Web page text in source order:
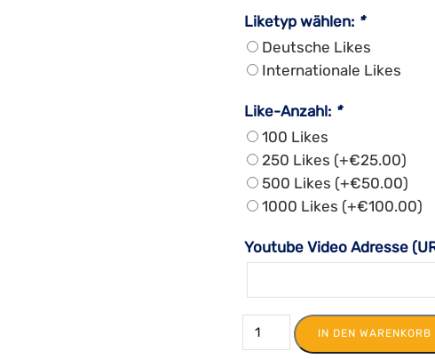
Liketyp wählen: *
Deutsche Likes
Internationale Likes
Like-Anzahl: *
100 Likes
250 Likes (+€25.00)
500 Likes (+€50.00)
1000 Likes (+€100.00)
Youtube Video Adresse
IN DEN WARENKORB